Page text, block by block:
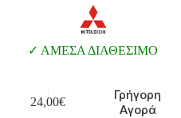
ΑΜΕΣΑ ΔΙΑΘΕΣΙΜΟ
24,00€
Γρήγορη
Αγορά